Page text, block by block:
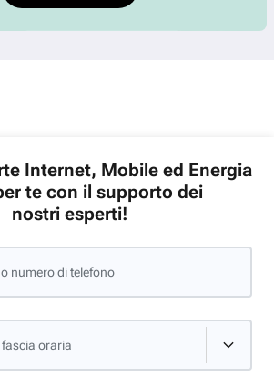
Internet, Mobile ed Energia
te con il supporto dei
nostri esperti!
numero di telefono
oraria